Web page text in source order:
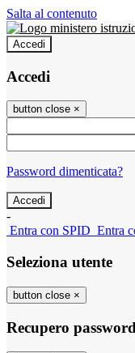
Salta al contenuto
Accedi
Accedi
button close ×
Password dimenticata?
-
Entra con SPID Entra
Seleziona utente
button close ×
Recupero password